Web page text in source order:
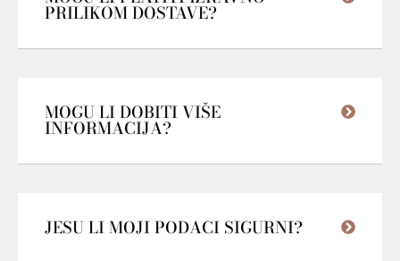
PRILIKOM DOSTAVE?
MOGU LI DOBITI VIŠE
INFORMACIJA?
JESU LI MOJI PODACI SIGURNI?